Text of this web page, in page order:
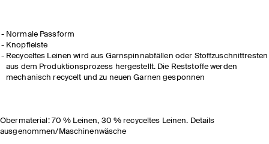
Normale Passform
Knopfleiste
Recyceltes Leinen wird aus Garnspinnabfällen oder Stoffzuschnittresten
aus dem Produktionsprozess hergestellt. Die Reststoffe werden
mechanisch recycelt und zu neuen Garnen gesponnen
Obermaterial: 70 % Leinen, 30 % recyceltes Leinen. Details
ausgenommen/Maschinenwäsche